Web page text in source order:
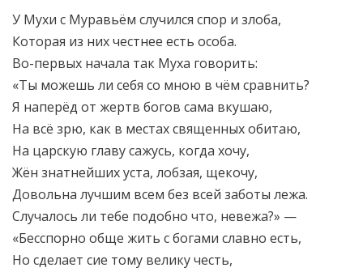
У Мухи с Муравьём случился спор и злоба,
Которая из них честнее есть особа.
Во-первых начала так Муха говорить:
«Ты можешь ли себя со мною в чём сравнить?
Я наперёд от жертв богов сама вкушаю,
На всё зрю, как в местах священных обитаю,
На царскую главу сажусь, когда хочу,
Жён знатнейших уста, лобзая, щекочу,
Довольна лучшим всем без всей заботы лежа.
Случалось ли тебе подобно что, невежа?» —
«Бесспорно обще жить с богами славно есть,
Но сделает сие тому велику честь,